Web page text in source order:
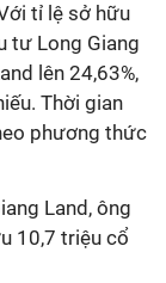
tỉ lệ sở hữu
tư Long Giang
lên 24,63%,
Thời gian
phương thức
Land, ông
10,7 triệu cổ